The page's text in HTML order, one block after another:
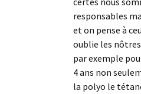
responsables
et on pense à
oublie les
par exemple
4 ans non
la polyo le